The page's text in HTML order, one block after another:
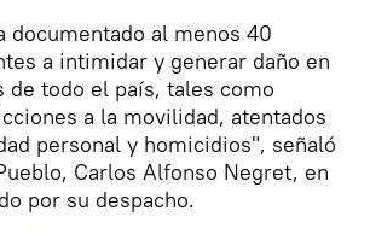
documentado al menos 40
a intimidar y generar daño en
de todo el país, tales como
a la movilidad, atentados
personal y homicidios", señaló
Carlos Alfonso Negret, en
por su despacho.